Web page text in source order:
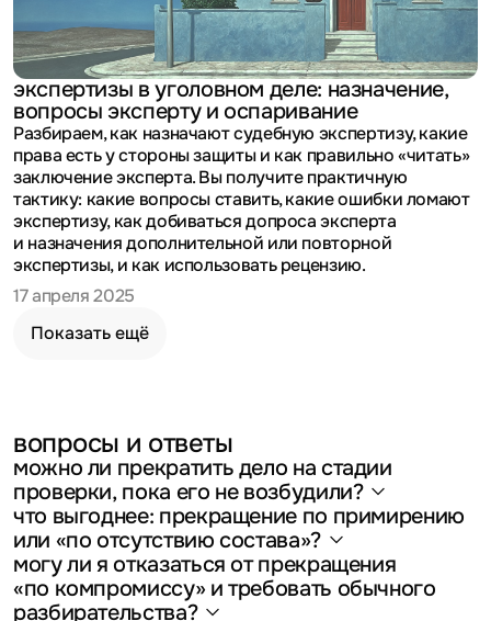
экспертизы в уголовном деле: назначение,
вопросы эксперту и оспаривание
Разбираем, как назначают судебную экспертизу, какие
права есть у стороны защиты и как правильно «читать»
заключение эксперта. Вы получите практичную
тактику: какие вопросы ставить, какие ошибки ломают
экспертизу, как добиваться допроса эксперта
и назначения дополнительной или повторной
экспертизы, и как использовать рецензию.
17 апреля 2025
Показать ещё
вопросы и ответы
можно ли прекратить дело на стадии
проверки, пока его не возбудили?
Да, на стадии доследственной проверки итогом может
быть отказ в возбуждении уголовного дела
по основаниям, близким к ст. 24 УПК РФ; порядок
проверки и решений описан в ст. 144–145 УПК РФ.
что выгоднее: прекращение по примирению
или «по отсутствию состава»?
Если есть основания для отсутствия состава/события
или непричастности, это реабилитирующая логика.
Примирение — нереабилитирующее основание
могу ли я отказаться от прекращения
«по компромиссу» и требовать обычного
разбирательства?